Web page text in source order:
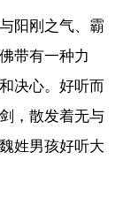
阳刚之气、霸
带有一种力
决心。好听而
，散发着无与
姓男孩好听大